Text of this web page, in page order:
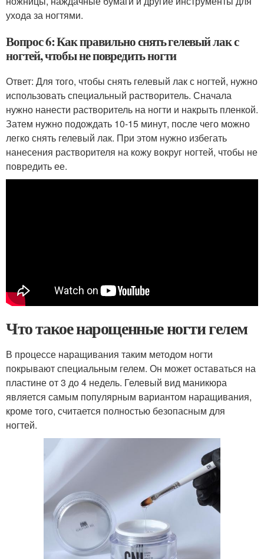
ухода за ногтями.
Вопрос 6: Как правильно снять гелевый лак с
ногтей, чтобы не повредить ногти
Ответ: Для того, чтобы снять гелевый лак с ногтей, нужно
использовать специальный растворитель. Сначала
нужно нанести растворитель на ногти и накрыть пленкой.
Затем нужно подождать 10-15 минут, после чего можно
легко снять гелевый лак. При этом нужно избегать
нанесения растворителя на кожу вокруг ногтей, чтобы не
повредить ее.
Что такое нарощенные ногти гелем
В процессе наращивания таким методом ногти
покрывают специальным гелем. Он может оставаться на
пластине от 3 до 4 недель. Гелевый вид маникюра
является самым популярным вариантом наращивания,
кроме того, считается полностью безопасным для
ногтей.